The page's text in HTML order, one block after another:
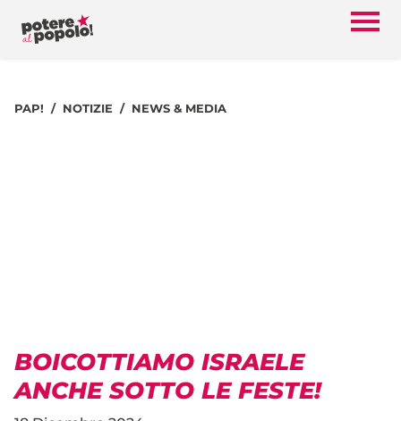
PAP! NOTIZIE NEWS & MEDIA
BOICOTTIAMO ISRAELE
ANCHE SOTTO LE FESTE!